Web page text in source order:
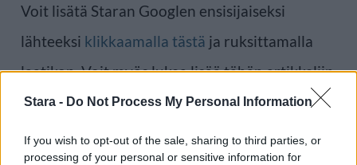
Stara - Do Not Process My Personal Information
If you wish to opt-out of the sale, sharing to third parties, or
processing of your personal or sensitive information for
Voit lisätä Staran Googlen ensisijaiseksi
lähteeksi klikkaamalla tästä ja ruksittamalla
laatikon. Voit myös lukea lisää tähän artikkeliin
liittyvistä teemoista ja aiheista, kutenJamaika
tai laajemmin samasta aihealueesta Matkailu